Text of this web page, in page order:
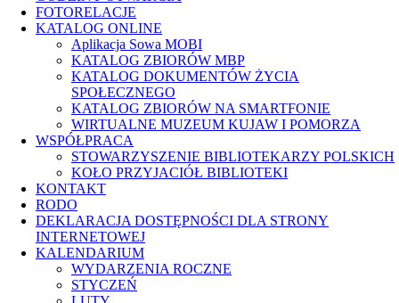
FOTORELACJE
KATALOG ONLINE
Aplikacja Sowa MOBI
KATALOG ZBIORÓW MBP
KATALOG DOKUMENTÓW ŻYCIA
SPOŁECZNEGO
KATALOG ZBIORÓW NA SMARTFONIE
WIRTUALNE MUZEUM KUJAW I POMORZA
WSPÓŁPRACA
STOWARZYSZENIE BIBLIOTEKARZY POLSKICH
KOŁO PRZYJACIÓŁ BIBLIOTEKI
KONTAKT
RODO
DEKLARACJA DOSTĘPNOŚCI DLA STRONY
INTERNETOWEJ
KALENDARIUM
WYDARZENIA ROCZNE
STYCZEŃ